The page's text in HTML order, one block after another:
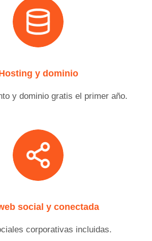
y dominio
y dominio gratis el primer año.
social y conectada
corporativas incluidas.